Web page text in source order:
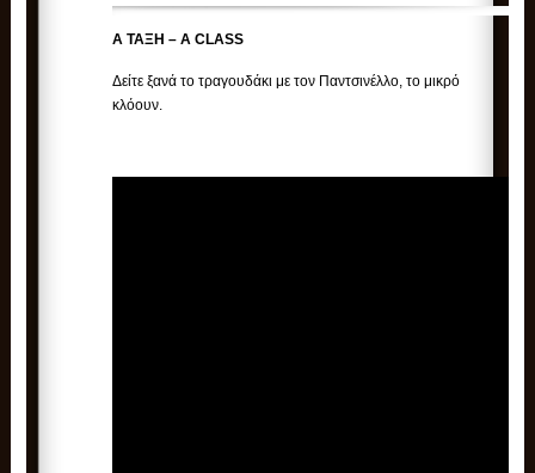
Α ΤΑΞΗ – A CLASS
Δείτε ξανά το τραγουδάκι με τον Παντσινέλλο, το μικρό
κλόουν.